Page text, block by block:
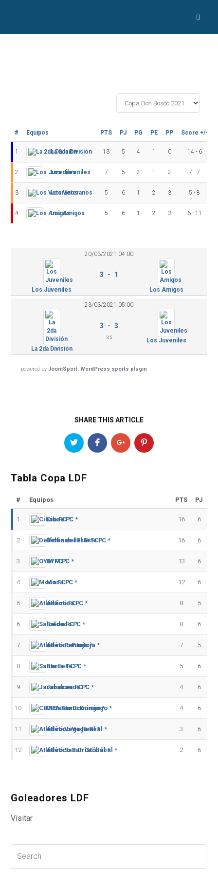
# Equipos PTS PJ PG PE PP Score +/-
1 La 2da División 13 5 4 1 0 14 - 6
2 Los Juveniles 7 5 2 1 2 7 - 7
3 Los Veteranos 5 6 1 2 3 5 - 8
4 Los Amigos 5 6 1 2 3 6 - 11
20/03/2021 04:00
Los Juveniles
3 - 1
Los Amigos
23/03/2021 05:00
La 2da División
3 - 3
3:5 Los Juveniles
powered byJoomSport: WordPress sports plugin
SHARE THIS ARTICLE
Tabla Copa LDF
# Equipos PTS PJ
1 Cibao FC * 16 6
2 Delfines del Este FC * 16 6
3 OYM FC * 13 6
4 Moca FC * 12 6
5 Atlántico FC * 8 5
6 Salcedo FC * 8 6
7 Atlético Pantoja * 7 5
8 Santa Fe FC * 5 6
9 Jarabacoa FC * 4 6
10 CBA Santo Domingo * 4 6
11 Atlético Vega Real * 3 6
12 Atlético San Cristóbal * 2 6
Goleadores LDF
Visitar